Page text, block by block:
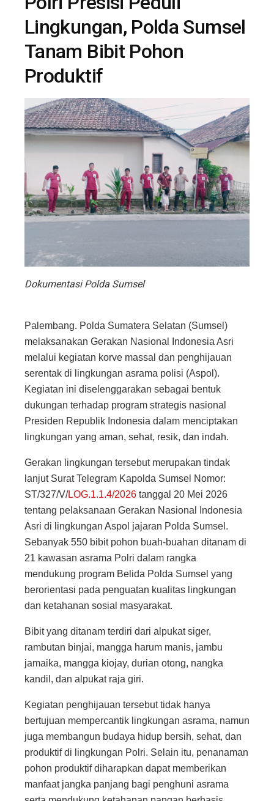
Lingkungan, Polda Sumsel
Tanam Bibit Pohon
Produktif
Dokumentasi Polda Sumsel
Palembang. Polda Sumatera Selatan (Sumsel)
melaksanakan Gerakan Nasional Indonesia Asri
melalui kegiatan korve massal dan penghijauan
serentak di lingkungan asrama polisi (Aspol).
Kegiatan ini diselenggarakan sebagai bentuk
dukungan terhadap program strategis nasional
Presiden Republik Indonesia dalam menciptakan
lingkungan yang aman, sehat, resik, dan indah.
Gerakan lingkungan tersebut merupakan tindak
lanjut Surat Telegram Kapolda Sumsel Nomor:
ST/327/V/LOG.1.1.4/2026 tanggal 20 Mei 2026
tentang pelaksanaan Gerakan Nasional Indonesia
Asri di lingkungan Aspol jajaran Polda Sumsel.
Sebanyak 550 bibit pohon buah-buahan ditanam di
21 kawasan asrama Polri dalam rangka
mendukung program Belida Polda Sumsel yang
berorientasi pada penguatan kualitas lingkungan
dan ketahanan sosial masyarakat.
Bibit yang ditanam terdiri dari alpukat siger,
rambutan binjai, mangga harum manis, jambu
jamaika, mangga kiojay, durian otong, nangka
kandil, dan alpukat raja giri.
Kegiatan penghijauan tersebut tidak hanya
bertujuan mempercantik lingkungan asrama, namun
juga membangun budaya hidup bersih, sehat, dan
produktif di lingkungan Polri. Selain itu, penanaman
pohon produktif diharapkan dapat memberikan
manfaat jangka panjang bagi penghuni asrama